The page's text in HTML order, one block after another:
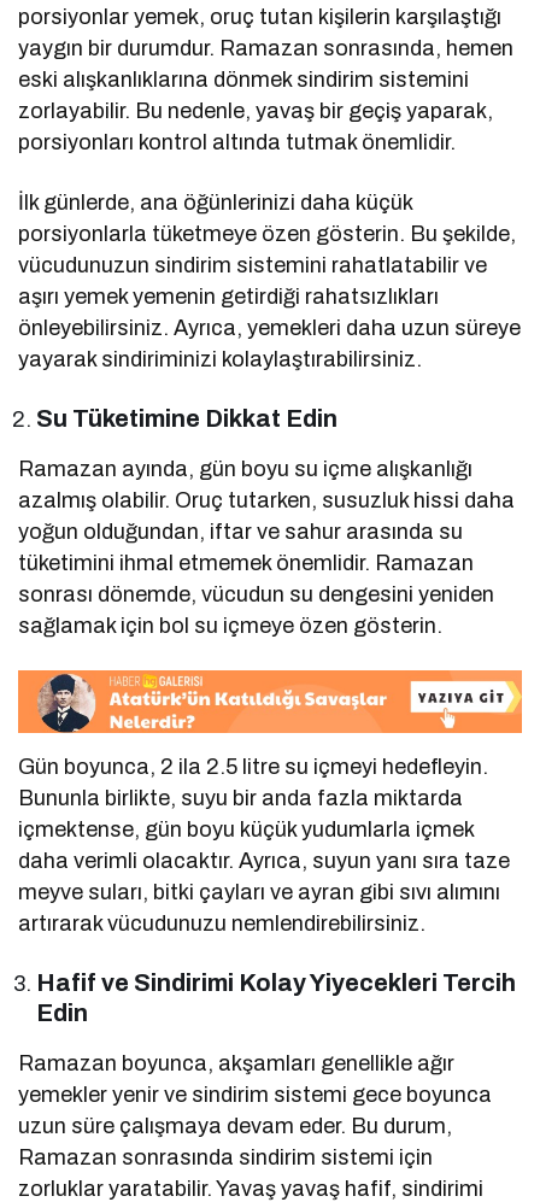
porsiyonlar yemek, oruç tutan kişilerin karşılaştığı
yaygın bir durumdur. Ramazan sonrasında, hemen
eski alışkanlıklarına dönmek sindirim sistemini
zorlayabilir. Bu nedenle, yavaş bir geçiş yaparak,
porsiyonları kontrol altında tutmak önemlidir.
İlk günlerde, ana öğünlerinizi daha küçük
porsiyonlarla tüketmeye özen gösterin. Bu şekilde,
vücudunuzun sindirim sistemini rahatlatabilir ve
aşırı yemek yemenin getirdiği rahatsızlıkları
önleyebilirsiniz. Ayrıca, yemekleri daha uzun süreye
yayarak sindiriminizi kolaylaştırabilirsiniz.
Su Tüketimine Dikkat Edin
Ramazan ayında, gün boyu su içme alışkanlığı
azalmış olabilir. Oruç tutarken, susuzluk hissi daha
yoğun olduğundan, iftar ve sahur arasında su
tüketimini ihmal etmemek önemlidir. Ramazan
sonrası dönemde, vücudun su dengesini yeniden
sağlamak için bol su içmeye özen gösterin.
Gün boyunca, 2 ila 2.5 litre su içmeyi hedefleyin.
Bununla birlikte, suyu bir anda fazla miktarda
içmektense, gün boyu küçük yudumlarla içmek
daha verimli olacaktır. Ayrıca, suyun yanı sıra taze
meyve suları, bitki çayları ve ayran gibi sıvı alımını
artırarak vücudunuzu nemlendirebilirsiniz.
Hafif ve Sindirimi Kolay Yiyecekleri Tercih
Edin
Ramazan boyunca, akşamları genellikle ağır
yemekler yenir ve sindirim sistemi gece boyunca
uzun süre çalışmaya devam eder. Bu durum,
Ramazan sonrasında sindirim sistemi için
zorluklar yaratabilir. Yavaş yavaş hafif, sindirimi